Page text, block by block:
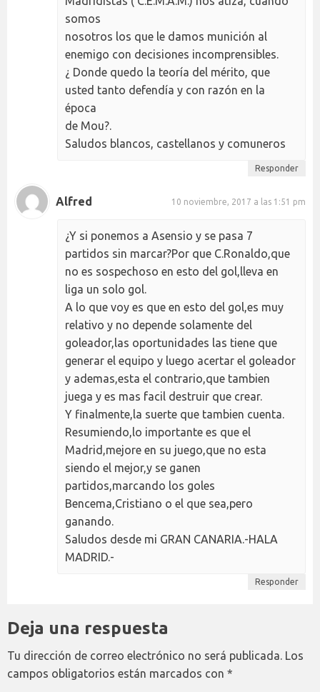
somos
nosotros los que le damos munición al
enemigo con decisiones incomprensibles.
¿ Donde quedo la teoría del mérito, que
usted tanto defendía y con razón en la
época
de Mou?.
Saludos blancos, castellanos y comuneros
Responder
Alfred 10 noviembre, 2017 a las 1:51 pm
¿Y si ponemos a Asensio y se pasa 7
partidos sin marcar?Por que C.Ronaldo,que
no es sospechoso en esto del gol,lleva en
liga un solo gol.
A lo que voy es que en esto del gol,es muy
relativo y no depende solamente del
goleador,las oportunidades las tiene que
generar el equipo y luego acertar el goleador
y ademas,esta el contrario,que tambien
juega y es mas facil destruir que crear.
Y finalmente,la suerte que tambien cuenta.
Resumiendo,lo importante es que el
Madrid,mejore en su juego,que no esta
siendo el mejor,y se ganen
partidos,marcando los goles
Bencema,Cristiano o el que sea,pero
ganando.
Saludos desde mi GRAN CANARIA.-HALA
MADRID.-
Responder
Deja una respuesta
Tu dirección de correo electrónico no será publicada. Los
campos obligatorios están marcados con *